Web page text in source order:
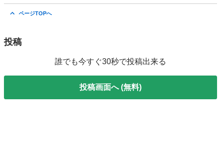
ページTOPへ
投稿
誰でも今すぐ30秒で投稿出来る
投稿画面へ (無料)